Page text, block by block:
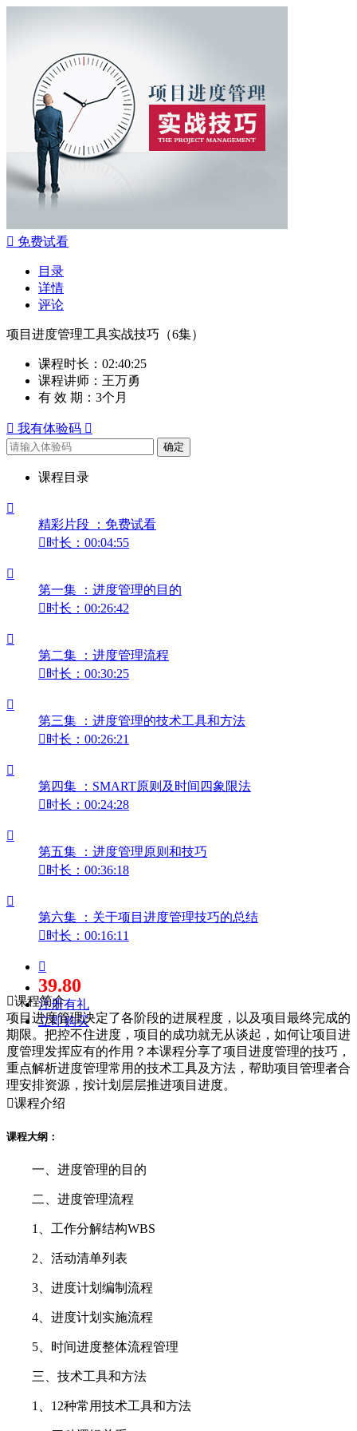
 免费试看
目录
详情
评论
项目进度管理工具实战技巧（6集）
课程时长： 02:40:25
课程讲师： 王万勇
有 效 期： 3个月
 我有体验码 
确定
课程目录

精彩片段 ：免费试看
时长：00:04:55

第一集 ：进度管理的目的
时长：00:26:42

第二集 ：进度管理流程
时长：00:30:25

第三集 ：进度管理的技术工具和方法
时长：00:26:21

第四集 ：SMART原则及时间四象限法
时长：00:24:28

第五集 ：进度管理原则和技巧
时长：00:36:18

第六集 ：关于项目进度管理技巧的总结
时长：00:16:11

39.80
注册有礼
立即购买
课程简介
项目进度管理决定了各阶段的进展程度，以及项目最终完成的
期限。把控不住进度，项目的成功就无从谈起，如何让项目进
度管理发挥应有的作用？本课程分享了项目进度管理的技巧，
重点解析进度管理常用的技术工具及方法，帮助项目管理者合
理安排资源，按计划层层推进项目进度。
课程介绍
课程大纲：
一、进度管理的目的
二、进度管理流程
1、工作分解结构WBS
2、活动清单列表
3、进度计划编制流程
4、进度计划实施流程
5、时间进度整体流程管理
三、技术工具和方法
1、12种常用技术工具和方法